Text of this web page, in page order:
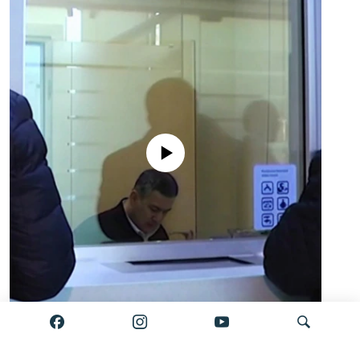
No media source currently available